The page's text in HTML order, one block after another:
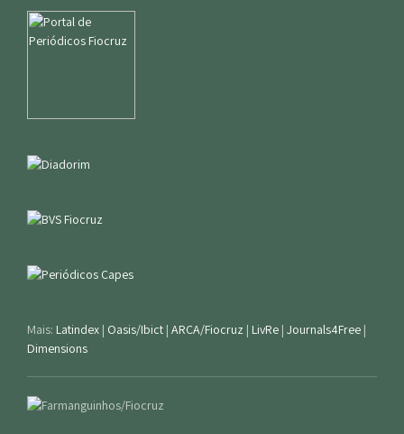
Mais: Latindex | Oasis/Ibict | ARCA/Fiocruz | LivRe | Journals4Free |
Dimensions